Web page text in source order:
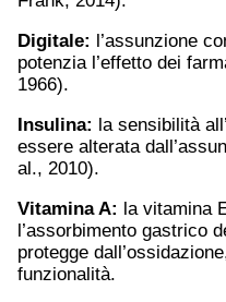
Digitale: l’assunzione
potenzia l’effetto dei
1966).
Insulina: la sensibilità
essere alterata
al., 2010).
Vitamina A: la vitamina
l’assorbimento gastrico
protegge
funzionalità.